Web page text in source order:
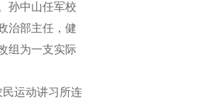
孙中山任军校
治部主任，健
组为一支实际
运动讲习所连